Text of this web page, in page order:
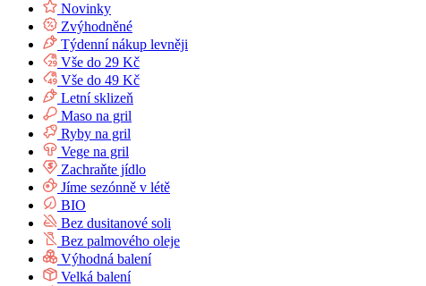
Novinky
Zvýhodněné
Týdenní nákup levněji
Vše do 29 Kč
Vše do 49 Kč
Letní sklizeň
Maso na gril
Ryby na gril
Vege na gril
Zachraňte jídlo
Jíme sezónně v létě
BIO
Bez dusitanové soli
Bez palmového oleje
Výhodná balení
Velká balení